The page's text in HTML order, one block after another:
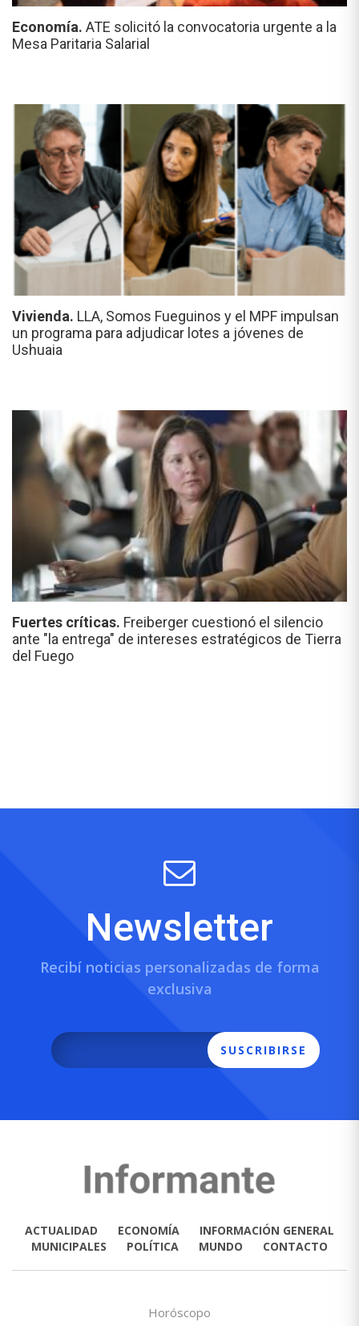
Economía. ATE solicitó la convocatoria urgente a la
Mesa Paritaria Salarial
Vivienda. LLA, Somos Fueguinos y el MPF impulsan
un programa para adjudicar lotes a jóvenes de
Ushuaia
Fuertes críticas. Freiberger cuestionó el silencio
ante "la entrega" de intereses estratégicos de Tierra
del Fuego
Newsletter
Recibí noticias personalizadas de forma
exclusiva
SUSCRIBIRSE
ACTUALIDAD ECONOMÍA
INFORMACIÓN GENERAL
MUNICIPALES
POLÍTICA MUNDO CONTACTO
Horóscopo